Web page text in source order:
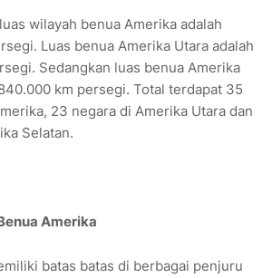
wilayah benua Amerika adalah
Luas benua Amerika Utara adalah
Sedangkan luas benua Amerika
km persegi. Total terdapat 35
23 negara di Amerika Utara dan
Selatan.
Amerika
batas batas di berbagai penjuru